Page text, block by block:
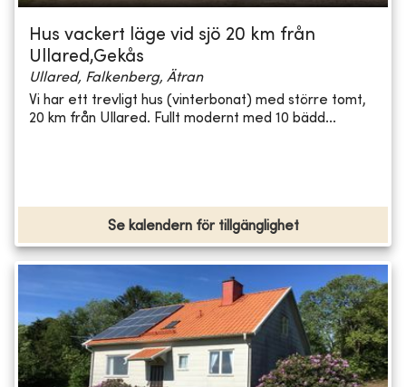
Hus vackert läge vid sjö 20 km från
Ullared,Gekås
Ullared, Falkenberg, Ätran
Vi har ett trevligt hus (vinterbonat) med större tomt,
20 km från Ullared. Fullt modernt med 10 bädd...
Se kalendern för tillgänglighet